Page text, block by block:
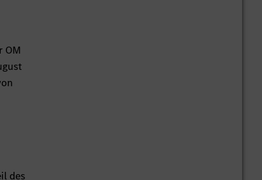
OM
des